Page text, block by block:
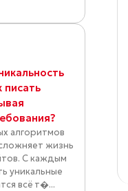
писать
алгоритмов
жизнь
С каждым
уникальные
всё т�...